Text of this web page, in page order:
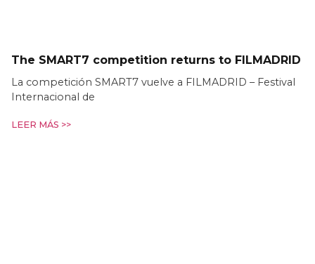
The SMART7 competition returns to FILMADRID
La competición SMART7 vuelve a FILMADRID – Festival
Internacional de
LEER MÁS >>